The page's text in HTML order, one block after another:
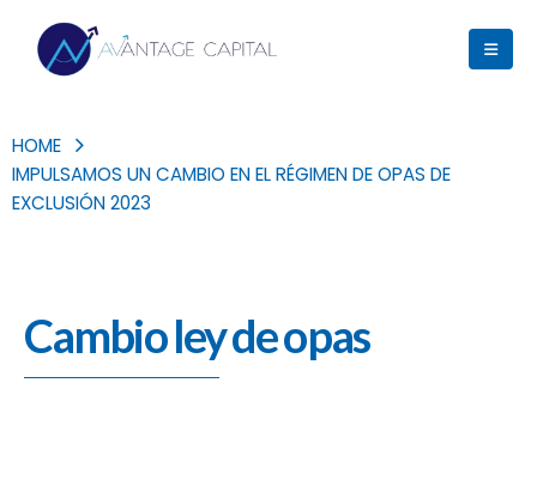
HOME
IMPULSAMOS UN CAMBIO EN EL RÉGIMEN DE OPAS DE
EXCLUSIÓN 2023
Cambio ley de opas